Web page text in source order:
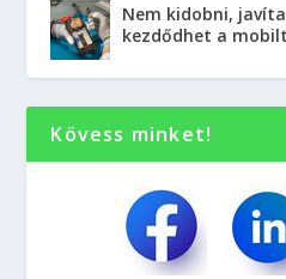
Nem kidobni,
kezdődhet a
Kövess minket!